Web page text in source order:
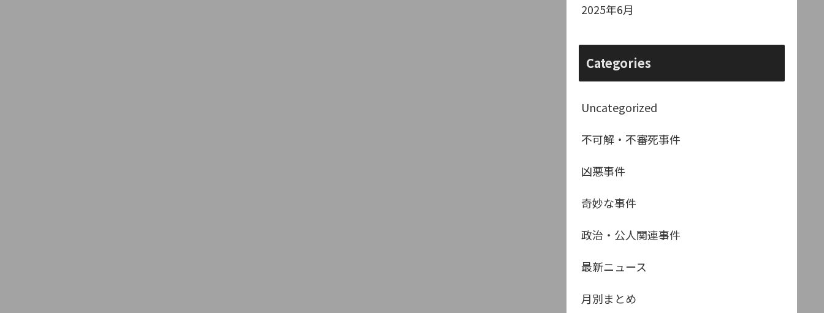
2025年6月
Categories
Uncategorized
不可解・不審死事件
凶悪事件
奇妙な事件
政治・公人関連事件
最新ニュース
月別まとめ